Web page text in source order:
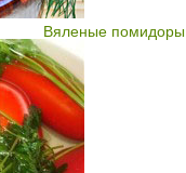
Вяленые помидоры